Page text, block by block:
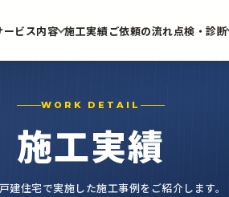
ービス内容 施工実績ご依頼の流れ点検・診断
WORK DETAIL
施工実績
建住宅で実施した施工事例をご紹介します。